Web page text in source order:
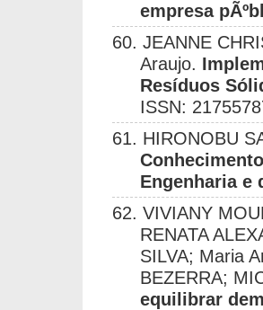
empresa
60. JEANNE
Araujo.
Resíduos
ISSN:
61. HIRONOBU
Engenharia e
62. VIVIANY
RENATA
SILVA; Maria
BEZERRA;
equilibrar